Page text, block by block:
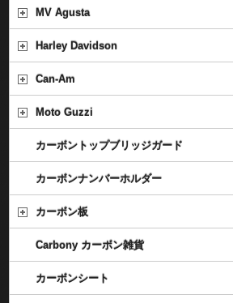
MV Agusta
Harley Davidson
Can-Am
Moto Guzzi
カーボントップブリッジガード
カーボンナンバーホルダー
カーボン板
Carbony カーボン雑貨
カーボンシート